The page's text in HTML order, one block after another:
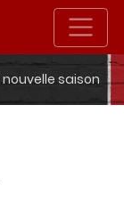
saison